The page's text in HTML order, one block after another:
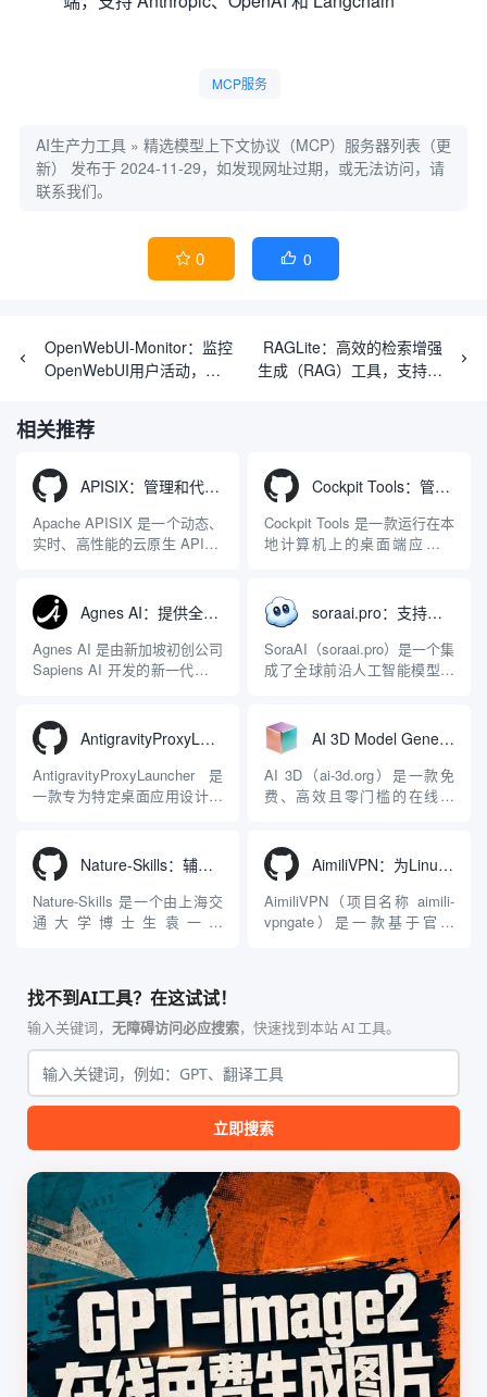
MCP服务
AI生产力工具 » 精选模型上下文协议（MCP）服务器列表（更
新）
发布于 2024-11-29，如发现网址过期，或无法访问，请
联系我们。
 0  0
OpenWebUI-Monitor：监控
OpenWebUI用户活动，管
署。
RAGLite：高效的检索增强
生成（RAG）工具，支持多
相关推荐
APISIX：管理和代理API及大模型流量的高性能网关
Apache APISIX 是一个动态、
实时、高性能的云原生 API 网
LuaJIT 构建，并在 2019 年作
为顶级开源项目捐赠给
Apache 软件基金会。APISIX
彻底摒...
Cockpit Tools：管理多个AI编程IDE账号与配置多开独立实例的本地桌面应用
Cockpit Tools 是一款运行在本
地计算机上的桌面端应用程
程助手的账号与运行环境而设
计。它目前支持包括
Antigravity IDE、Codex、
GitHub Copilo...
Agnes AI：提供全模态模型免费API、支持图文视频生成与复杂工程执行的智能体平台
Agnes AI 是由新加坡初创公司
Sapiens AI 开发的新一代多模
限制，提供集文本、图像、视
频生成于一体的“全模态”大模
型能力。平台的核心产品矩阵
包括主打自动化工作流的
soraai.pro：支持多模型文字转视频和图像生成的在线创作工具
SoraAI（soraai.pro）是一个集
成了全球前沿人工智能模型的
者、营销人员及广大用户提供
一站式、开箱即用的视觉内容
生成解决方案。网站的核心优
势在于其强大的多模型聚合能
AntigravityProxyLauncher：免TUN全局代理使用Antigravity IDE
AntigravityProxyLauncher 是
一款专为特定桌面应用设计的
Windows 平台。当用户使用桌
面版 Gemini 客户端或
Antigravity IDE ...
AI 3D Model Generator：通过文本和图像快速生成3D模型的在线工具
AI 3D（ai-3d.org）是一款免
费、高效且零门槛的在线AI
动Seed 3D两大行业领先的AI
模型架构，致力于帮助用户无
需掌握复杂的3D拓扑知识或昂
贵的专业软件，即可在...
Nature-Skills：辅助撰写学术论文和绘制科研图表的智能体插件
Nature-Skills 是一个由上海交
通大学博士生袁一哲
合，专为顶级学术期刊（如
Nature、Science、Cell 等）
的论文撰写与发表流程设计。
该工具集以智能体插...
AimiliVPN：为Linux提供纯净出站家庭IP的VPN代理网关
AimiliVPN（项目名称 aimili-
vpngate）是一款基于官方
纯 Python 标准库编写，用户
无需安装...
找不到AI工具？在这试试！
输入关键词， 无障碍访问必应搜索，快速找到本站 AI 工具。
立即搜索